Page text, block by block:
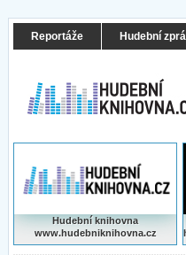
Reportáže Hudební
Hudební knihovna
www.hudebniknihovna.cz